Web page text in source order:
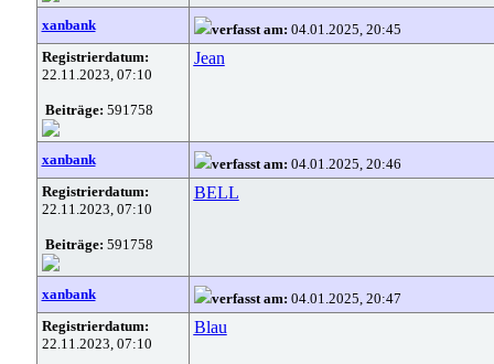
xanbank verfasst am: 04.01.2025, 20:45
Registrierdatum:
22.11.2023, 07:10
Beiträge: 591758
Jean
xanbank verfasst am: 04.01.2025, 20:46
Registrierdatum:
22.11.2023, 07:10
Beiträge: 591758
BELL
xanbank verfasst am: 04.01.2025, 20:47
Registrierdatum:
22.11.2023, 07:10
Blau